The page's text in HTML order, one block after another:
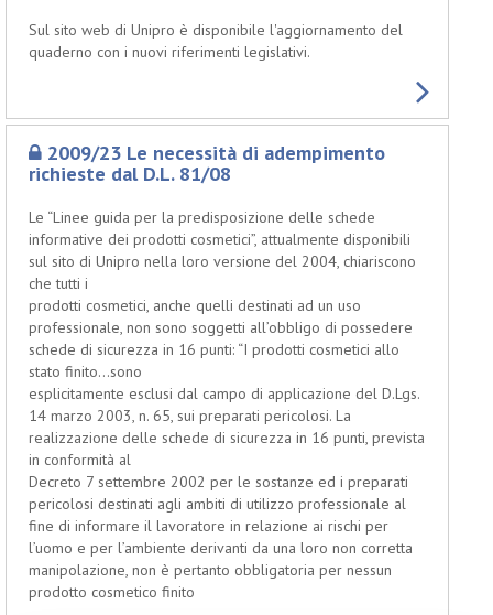
Sul sito web di Unipro è disponibile l'aggiornamento del
quaderno con i nuovi riferimenti legislativi.
2009/23 Le necessità di adempimento
richieste dal D.L. 81/08
Le “Linee guida per la predisposizione delle schede
informative dei prodotti cosmetici”, attualmente disponibili
sul sito di Unipro nella loro versione del 2004, chiariscono
che tutti i
prodotti cosmetici, anche quelli destinati ad un uso
professionale, non sono soggetti all’obbligo di possedere
schede di sicurezza in 16 punti: “I prodotti cosmetici allo
stato finito…sono
esplicitamente esclusi dal campo di applicazione del D.Lgs.
14 marzo 2003, n. 65, sui preparati pericolosi. La
realizzazione delle schede di sicurezza in 16 punti, prevista
in conformità al
Decreto 7 settembre 2002 per le sostanze ed i preparati
pericolosi destinati agli ambiti di utilizzo professionale al
fine di informare il lavoratore in relazione ai rischi per
l’uomo e per l’ambiente derivanti da una loro non corretta
manipolazione, non è pertanto obbligatoria per nessun
prodotto cosmetico finito